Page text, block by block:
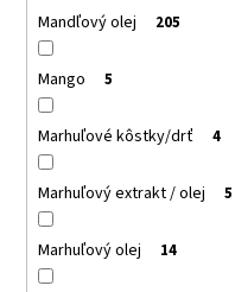
Mandľový olej 205
Mango 5
Marhuľové kôstky/drť 4
Marhuľový extrakt / olej 5
Marhuľový olej 14